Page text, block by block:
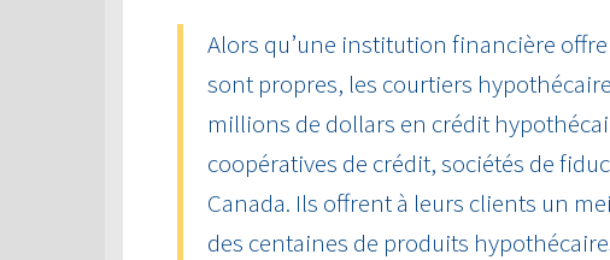
Alors qu’une institution financière
sont propres, les courtiers
millions de dollars en crédit
coopératives de crédit, sociétés de
Canada. Ils offrent à leurs clients un
des centaines de produits